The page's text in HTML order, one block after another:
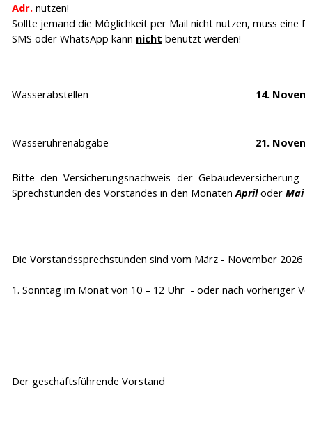
Adr. nutzen!
Sollte jemand die Möglichkeit per Mail nicht nutzen, muss eine
SMS oder WhatsApp kann nicht benutzt werden!
Wasserabstellen 14.
Wasseruhrenabgabe 21.
Bitte den Versicherungsnachweis der
Sprechstunden des Vorstandes in den MonatenApril oder Mai
Die Vorstandssprechstunden sind vom März - November 2026
1. Sonntag im Monat von 10 – 12 Uhr - oder nach vorheriger
Der geschäftsführende Vorstand